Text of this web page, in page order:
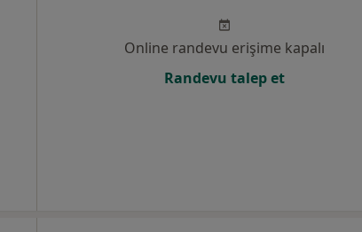
Online randevu erişime kapalı
Randevu talep et